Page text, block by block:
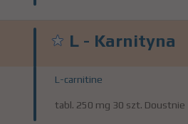
L - Karnityna
L-carnitine
tabl. 250 mg 30 szt. Doustnie